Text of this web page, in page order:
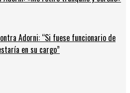
Adorni: “Si fuese funcionario de
en su cargo”